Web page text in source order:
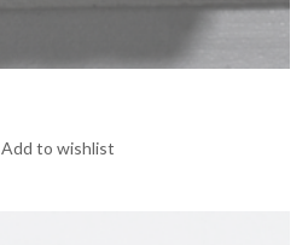
Add to wishlist